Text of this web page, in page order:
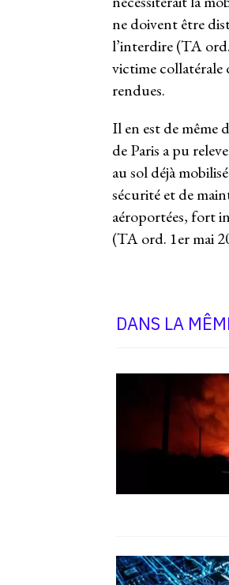
ne doivent être
l’interdire (TA
victime collatérale
rendues.
Il en est de même
de Paris a pu
au sol déjà
sécurité et de
aéroportées, fort
(TA ord. 1er mai
DANS LA